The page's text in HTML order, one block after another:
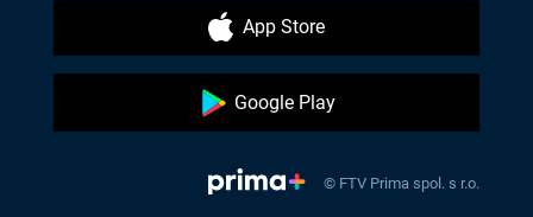
App Store
Google Play
© FTV Prima spol. s r.o.